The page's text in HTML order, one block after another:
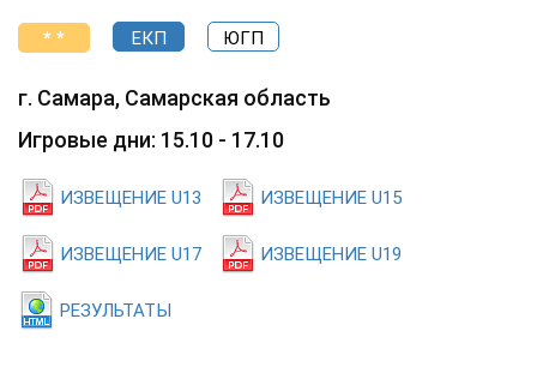
* * ЕКП ЮГП
г. Самара, Самарская область
Игровые дни: 15.10 - 17.10
ИЗВЕЩЕНИЕ U13 ИЗВЕЩЕНИЕ U15
ИЗВЕЩЕНИЕ U17 ИЗВЕЩЕНИЕ U19
РЕЗУЛЬТАТЫ